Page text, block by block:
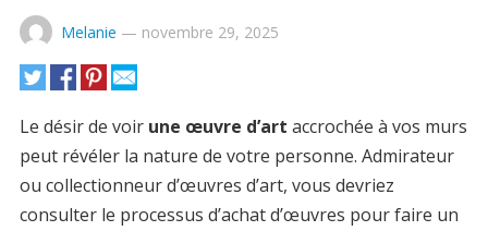
Melanie — novembre 29, 2025
Le désir de voir une œuvre d’art accrochée à vos murs
peut révéler la nature de votre personne. Admirateur
ou collectionneur d’œuvres d’art, vous devriez
consulter le processus d’achat d’œuvres pour faire un